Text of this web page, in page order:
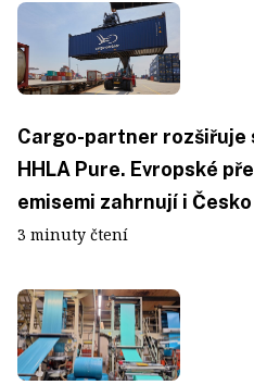
Cargo-partner rozšiřuje
HHLA Pure. Evropské
emisemi zahrnují i
3 minuty čtení